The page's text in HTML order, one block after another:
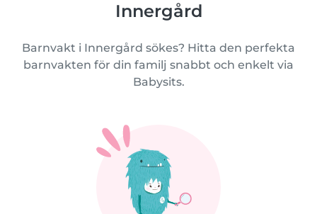
Innergård
Barnvakt i Innergård sökes? Hitta den perfekta
barnvakten för din familj snabbt och enkelt via
Babysits.